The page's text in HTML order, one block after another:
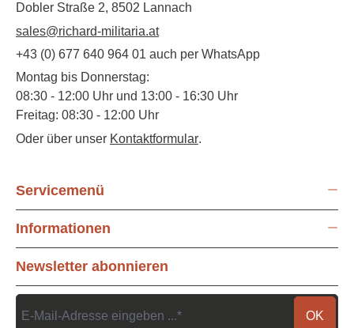
Dobler Straße 2, 8502 Lannach
sales@richard-militaria.at
+43 (0) 677 640 964 01 auch per WhatsApp
Montag bis Donnerstag:
08:30 - 12:00 Uhr und 13:00 - 16:30 Uhr
Freitag: 08:30 - 12:00 Uhr
Oder über unser Kontaktformular.
Servicemenü
Informationen
Newsletter abonnieren
OK